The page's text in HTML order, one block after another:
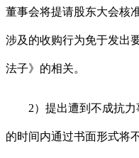
董事会将提请股东大会核
涉及的收购行为免于发出
法子》的相关。
2）提出遭到不成抗力
的时间内通过书面形式将